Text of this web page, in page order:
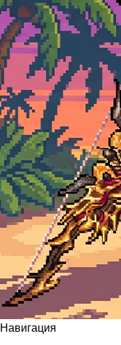
Навигация